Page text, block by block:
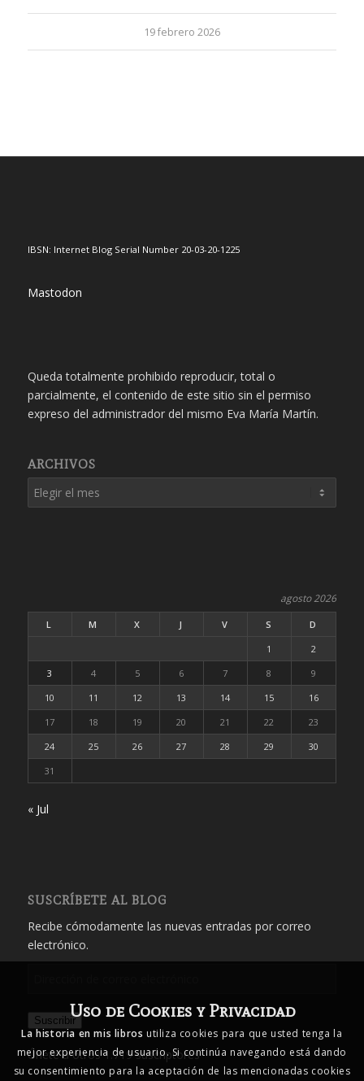
19 febrero 2026
IBSN: Internet Blog Serial Number 20-03-20-1225
Mastodon
Queda totalmente prohibido reproducir, total o
parcialmente, el contenido de este sitio sin el permiso
expreso del administrador del mismo Eva María Martín.
ARCHIVOS
agosto 2026
L M X J V S
D
1
2
3
4 5 6 7 8
9
10
11 12 13 14 15
16
17
18 19 20 21 22
23
24
25 26 27 28 29
30
31
« Jul
SUSCRÍBETE AL BLOG
Recibe cómodamente las nuevas entradas por correo
electrónico.
correo
electrónico
Suscribir
Únete a otros 1.719 suscriptores
Uso de Cookies y Privacidad
La historia en mis libros utiliza cookies para que usted tenga la
mejor experiencia de usuario. Si continúa navegando está dando
su consentimiento para la aceptación de las mencionadas cookies